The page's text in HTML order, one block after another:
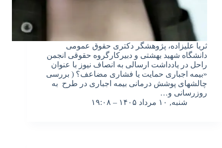
ثریا علیزاده، پژوهشگر دکتری حقوق عمومی
دانشگاه شهید بهشتی و دبیرکارگروه حقوقی انجمن
راحل در یادداشت ارسالی به انصاف نیوز با عنوان
«بیمه اجباری حمایت یا فشاری مضاعف؟ ( بررسی
چالش­های پوشش درمانی بیمه اجباری در طرح به
روزرسانی و…
شنبه, ۱۰ مرداد ۱۴۰۵ – ۱۹:۰۸